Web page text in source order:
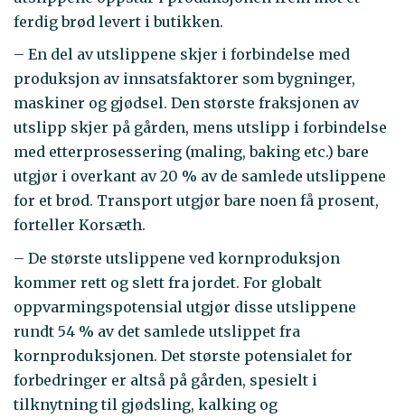
ferdig brød levert i butikken.
– En del av utslippene skjer i forbindelse med
produksjon av innsatsfaktorer som bygninger,
maskiner og gjødsel. Den største fraksjonen av
utslipp skjer på gården, mens utslipp i forbindelse
med etterprosessering (maling, baking etc.) bare
utgjør i overkant av 20 % av de samlede utslippene
for et brød. Transport utgjør bare noen få prosent,
forteller Korsæth.
– De største utslippene ved kornproduksjon
kommer rett og slett fra jordet. For globalt
oppvarmingspotensial utgjør disse utslippene
rundt 54 % av det samlede utslippet fra
kornproduksjonen. Det største potensialet for
forbedringer er altså på gården, spesielt i
tilknytning til gjødsling, kalking og